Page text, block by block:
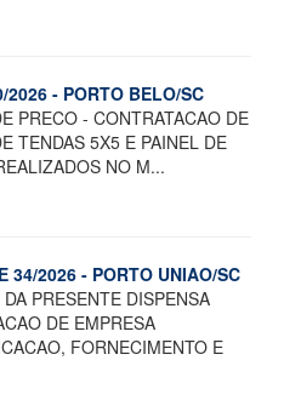
2026 - PORTO BELO/SC
PRECO - CONTRATACAO DE
TENDAS 5X5 E PAINEL DE
NO M...
34/2026 - PORTO UNIAO/SC
PRESENTE DISPENSA
DE EMPRESA
FORNECIMENTO E